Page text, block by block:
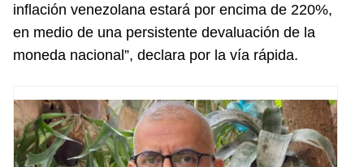
inflación venezolana estará por encima de 220%,
en medio de una persistente devaluación de la
moneda nacional”, declara por la vía rápida.